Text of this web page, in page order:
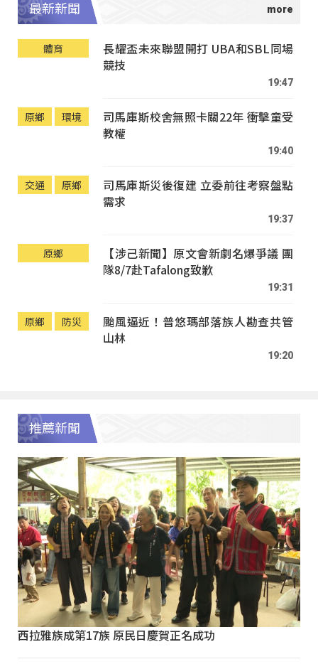
最新新聞
體育
長耀盃未來聯盟開打 UBA和SBL同場
競技
19:47
原鄉 環境
司馬庫斯校舍無照卡關22年 衝擊童受
教權
19:40
交通 原鄉
司馬庫斯災後復建 立委前往考察盤點
需求
19:37
原鄉
【涉己新聞】原文會新劇名爆爭議 團
隊8/7赴Tafalong致歉
19:31
原鄉 防災
颱風逼近！普悠瑪部落族人勘查共管
山林
19:20
推薦新聞
西拉雅族成第17族 原民日慶賀正名成功